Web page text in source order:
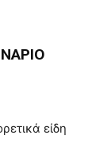
είδη